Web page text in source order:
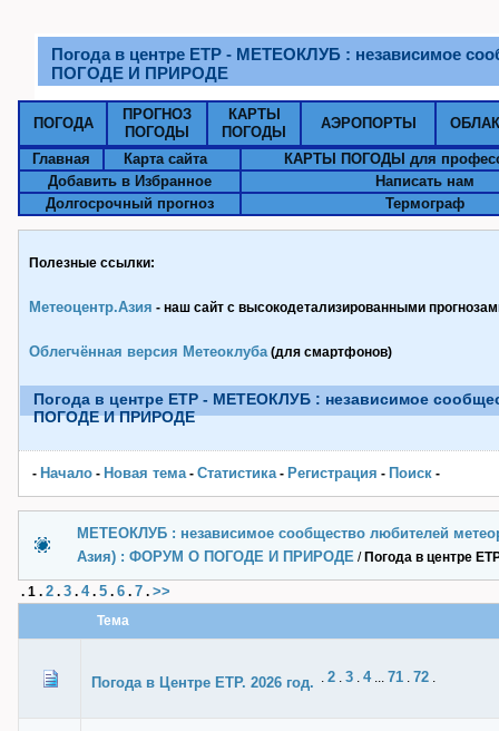
Погода в центре ЕТР - МЕТЕОКЛУБ : независимое
ПОГОДЕ И ПРИРОДЕ
ПОГОДА
ПРОГНОЗ
ПОГОДЫ
КАРТЫ
ПОГОДЫ
АЭРОПОРТЫ
Главная Карта сайта
КАРТЫ ПОГОДЫ для
Добавить в Избранное
Написать нам
Долгосрочный прогноз
Термограф
Полезные ссылки:
Метеоцентр.Азия - наш сайт с высокодетализированными
Облегчённая версия Метеоклуба(для смартфонов)
Погода в центре ЕТР - МЕТЕОКЛУБ : независимое
ПОГОДЕ И ПРИРОДЕ
- Начало - Новая тема- Статистика- Pегистрация - Поиск -
МЕТЕОКЛУБ : независимое сообщество любителей
Азия) : ФОРУМ О ПОГОДЕ И ПРИРОДЕ / Погода в центре
. 1 . 2 . 3 . 4. 5 . 6 . 7 . >>
Тема
Погода в Центре ЕТР. 2026 год. . 2 . 3 . 4... 71 . 72 .